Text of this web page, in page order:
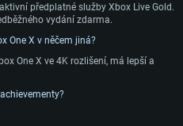
a lepší
GeForce 1060 a lepší, Radeon RX
s podporou Metal.
proprietárními ovladači (ne
AMD (Radeon RX 570) s
staršími, než půl roku) a s
předplatné služby Xbox Live Gold.
vydání zdarma.
One X v něčem jiná?
One X ve 4K rozlišení, má lepší a